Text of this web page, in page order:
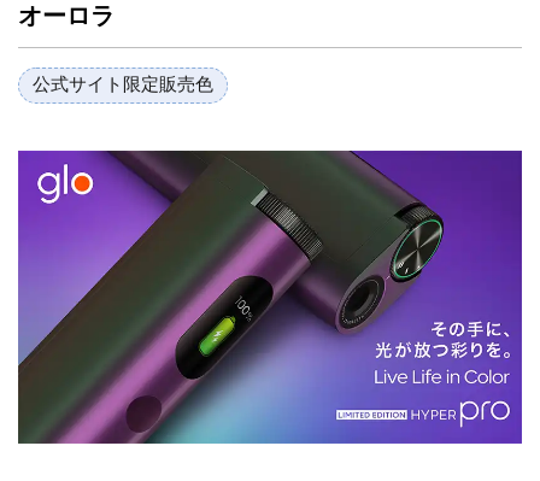
オーロラ
公式サイト限定販売色